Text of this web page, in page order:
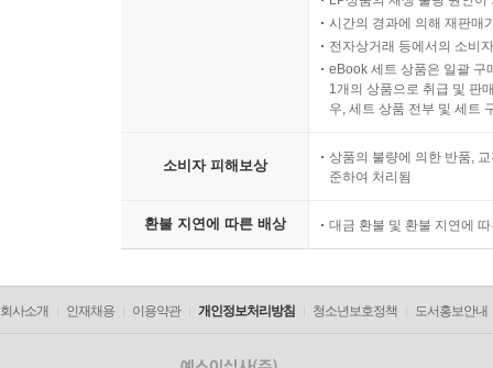
시간의 경과에 의해 재판매
전자상거래 등에서의 소비
eBook 세트 상품은 일괄 구
1개의 상품으로 취급 및 판
우, 세트 상품 전부 및 세트
소비자 피해보상
상품의 불량에 의한 반품,
준하여 처리됨
환불 지연에 따른 배상 대금 환불 및 환불 지연에
회사소개 인재채용 이용약관 개인정보처리방침 청소년보호정책 도서홍보안내